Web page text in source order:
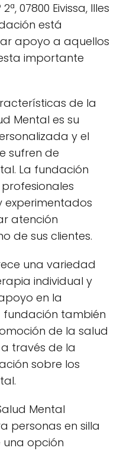
07800 Eivissa, Illes
está
apoyo a aquellos
importante
de la
Mental es su
y el
sufren de
La fundación
atención
de sus clientes.
una variedad
individual y
en la
fundación también
de la salud
través de la
sobre los
Mental
personas en silla
una opción